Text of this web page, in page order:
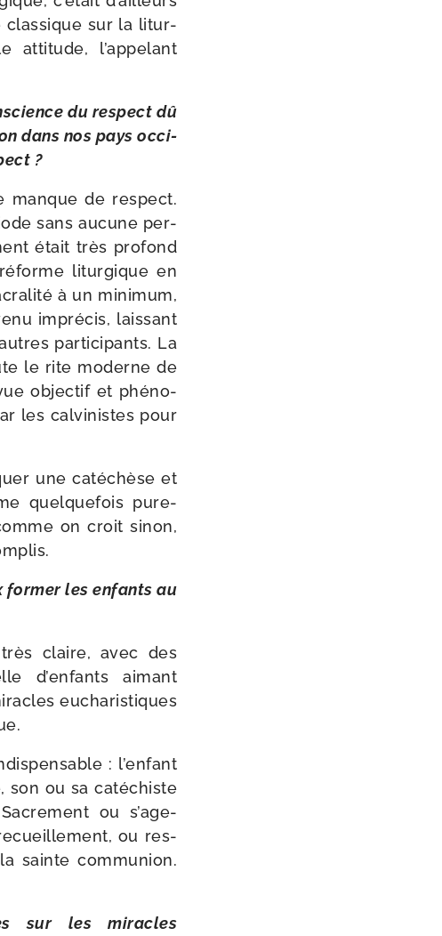
clas­sique sur la litur­
atti­tude, l’ap­pe­lant
du res­pect dû
dans nos pays occi­
?
manque de res­pect.
sans aucune per­
était très pro­fond
litur­gique en
à un mini­mum,
impré­cis, lais­sant
par­ti­ci­pants. La
le rite moderne de
objec­tif et phé­no­
les cal­vi­nistes pour
une caté­chèse et
quel­que­fois pure­
on croit sinon,
for­mer les enfants au
claire, avec des
d’en­fants aimant
eucha­ris­tiques
: l’en­fant
son ou sa caté­chiste
ou s’a­ge­
ou res­
sainte com­mu­nion.
sur les miracles